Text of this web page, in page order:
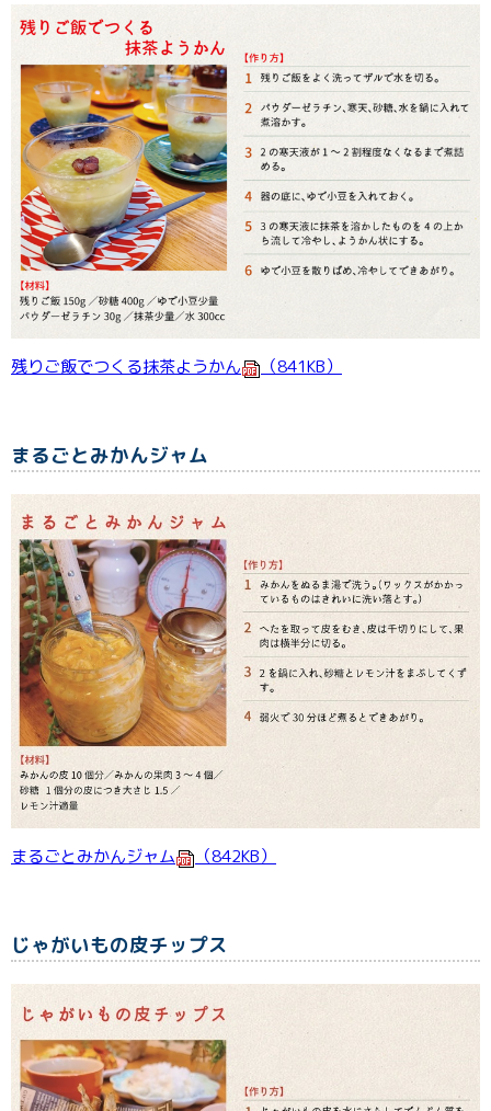
残りご飯でつくる抹茶ようかん （841KB）
まるごとみかんジャム
まるごとみかんジャム （842KB）
じゃがいもの皮チップス